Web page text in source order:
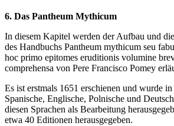
6. Das Pantheum Mythicum
In diesem Kapitel werden der Aufbau und
des Handbuchs Pantheum mythicum seu
hoc primo epitomes eruditionis volumine
comprehensa von Pere Francisco Pomey
Es ist erstmals 1651 erschienen und wurde
Spanische, Englische, Polnische und
diesen Sprachen als Bearbeitung
etwa 40 Editionen herausgegeben.